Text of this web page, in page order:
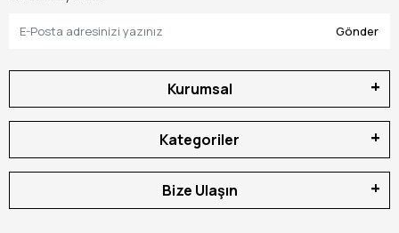
Gönder
Kurumsal
Kategoriler
Bize Ulaşın